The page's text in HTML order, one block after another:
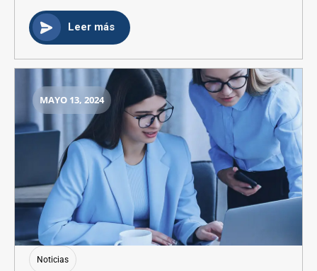
Leer más
MAYO 13, 2024
Noticias